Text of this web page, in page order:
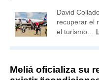
David
recuperar el
el turismo…
Meliá oficializa su